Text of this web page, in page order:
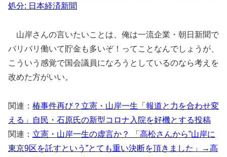
処分: 日本経済新聞
山岸さんの言いたいことは、俺は一流企業・朝日新聞で
バリバリ働いて貯金も多いぞ！ってことなんでしょうが、
こういう感覚で国会議員になろうとしているのなら考えを
改めた方がいい。
関連： 椿事件再び？立憲・山岸一生「報道と力を合わせ変
える」自民・石原氏の新型コロナ入院を好機とする投稿
関連： 立憲・山岸一生の虚言か？ 「高松さんから”山岸に
東京9区を託すという”とても重い決断を頂きました」→高